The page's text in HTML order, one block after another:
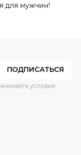
для мужчин!
ПОДПИСАТЬСЯ
условия